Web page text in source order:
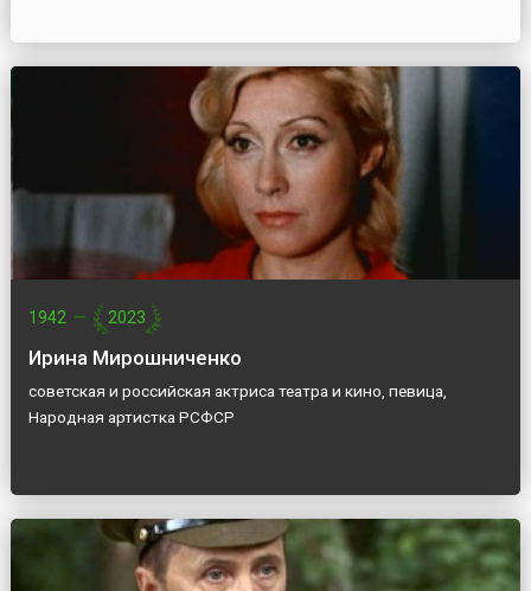
1942 — 2023
Ирина Мирошниченко
советская и российская актриса театра и кино, певица,
Народная артистка РСФСР